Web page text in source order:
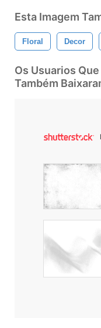
Esta Imagem
Floral Decor
Os Usuarios
Também